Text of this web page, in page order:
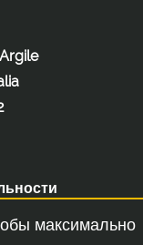
Cookie
максимально